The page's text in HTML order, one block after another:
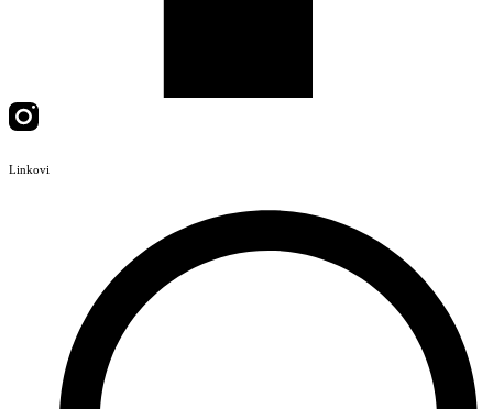
Linkovi